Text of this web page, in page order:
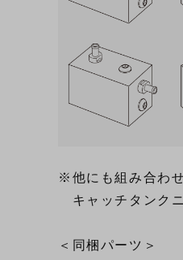
※他にも組み合わ
キャッチタンクニ
＜同梱パーツ＞